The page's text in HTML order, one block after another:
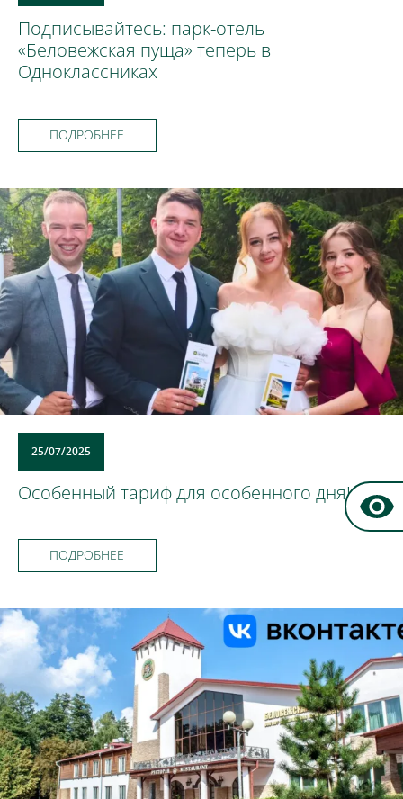
Подписывайтесь: парк-отель
«Беловежская пуща» теперь в
Одноклассниках
ПОДРОБНЕЕ
25/07/2025
Особенный тариф для особенного дня!
ПОДРОБНЕЕ